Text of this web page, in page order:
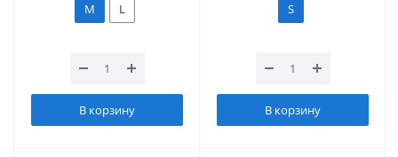
M L
В корзину
S
В корзину